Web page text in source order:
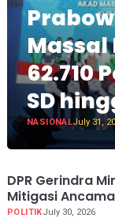
Massal
62.710
SD
NASIONALJuly 31,
DPR Gerindra
Mitigasi
Ekstrem El Nino
POLITIKJuly 30, 2026